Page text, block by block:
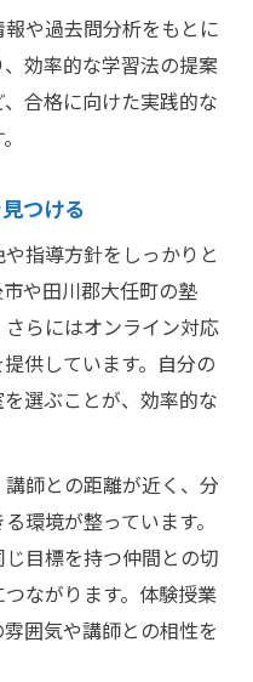
や過去問分析をもとに
効率的な学習法の提案
合格に向けた実践的な
つける
指導方針をしっかりと
や田川郡大任町の塾
らにはオンライン対応
供しています。自分の
選ぶことが、効率的な
師との距離が近く、分
環境が整っています。
目標を持つ仲間との切
ながります。体験授業
囲気や講師との相性を